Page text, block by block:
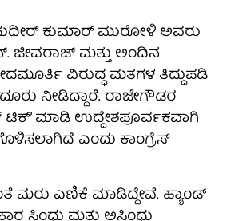
ಕುಮಾರ್ ಮುರೋಳಿ ಅವರು
ಜೀವರಾಜ್ ಮತ್ತು ಅಂದಿನ
ವಿರುದ್ಧ ಮತಗಳ ತಿದ್ದುಪಡಿ
ನೀಡಿದ್ದಾರೆ. ರಾಜೇಗೌಡರ
ಟಿಕ್’ ಮಾಡಿ ಉದ್ದೇಶಪೂರ್ವಕವಾಗಿ
ಎಂದು ಕಾಂಗ್ರೆಸ್
ಮರು ಎಣಿಕೆ ಮಾಡಿದ್ದೇವೆ. ಹ್ಯಾಂಡ್